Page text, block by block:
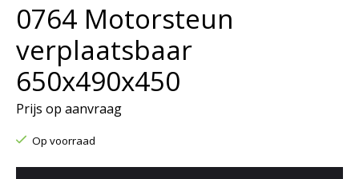
0764 Motorsteun
verplaatsbaar
650x490x450
Prijs op aanvraag
Op voorraad